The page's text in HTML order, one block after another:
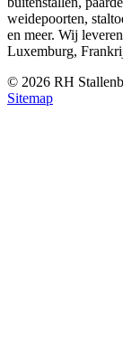
weidepoorten,
en meer. Wij
Luxemburg,
© 2026 RH
Sitemap